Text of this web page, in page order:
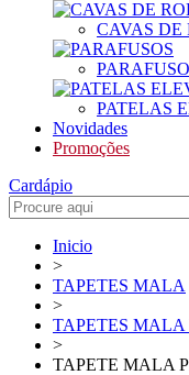
CAVAS DE
PATELAS
Novidades
Promoções
Cardápio
Inicio
>
TAPETES MALA
>
TAPETES MALA
>
TAPETE MALA